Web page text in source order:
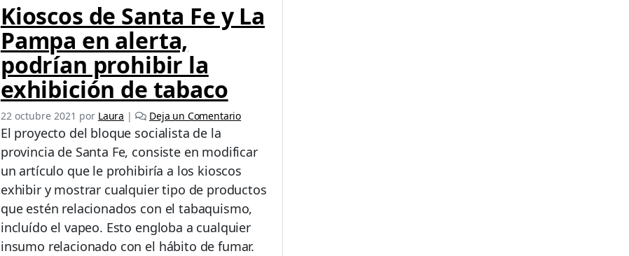
Kioscos de Santa Fe y La
Pampa en alerta,
podrían prohibir la
exhibición de tabaco
22 octubre 2021 por Laura | Deja un Comentario
El proyecto del bloque socialista de la
provincia de Santa Fe, consiste en modificar
un artículo que le prohibiría a los kioscos
exhibir y mostrar cualquier tipo de productos
que estén relacionados con el tabaquismo,
incluído el vapeo. Esto engloba a cualquier
insumo relacionado con el hábito de fumar.